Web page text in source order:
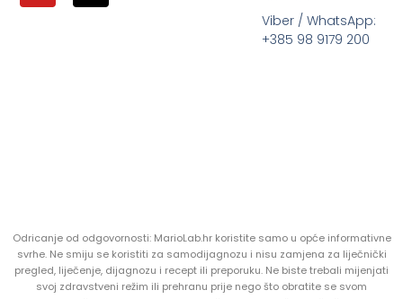
Viber / WhatsApp:
+385 98 9179 200
Odricanje od odgovornosti: MarioLab.hr koristite samo u opće informativne
svrhe. Ne smiju se koristiti za samodijagnozu i nisu zamjena za liječnički
pregled, liječenje, dijagnozu i recept ili preporuku. Ne biste trebali mijenjati
svoj zdravstveni režim ili prehranu prije nego što obratite se svom